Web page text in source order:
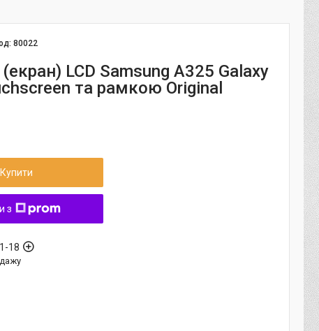
80022
LCD Samsung A325 Galaxy
та рамкою Original
Купити
з
18